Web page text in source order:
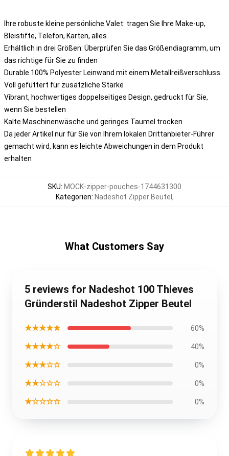
Ihre robuste kleine persönliche Valet: tragen Sie Ihre Make-up,
Bleistifte, Telefon, Karten, alles
Erhältlich in drei Größen: Überprüfen Sie das Größendiagramm, um
das richtige für Sie zu finden
Durable 100% Polyester Leinwand mit einem Metallreißverschluss.
Voll gefüttert für zusätzliche Stärke
Vibrant, hochwertiges doppelseitiges Design, gedruckt für Sie,
wenn Sie bestellen
Kalte Maschinenwäsche und geringes Taumel trocken
Da jeder Artikel nur für Sie von Ihrem lokalen Drittanbieter-Führer
gemacht wird, kann es leichte Abweichungen in dem Produkt
erhalten
SKU: MOCK-zipper-pouches-1744631300
Kategorien: Nadeshot Zipper Beutel ,
What Customers Say
5 reviews for Nadeshot 100 Thieves
Gründerstil Nadeshot Zipper Beutel
★★★★★ 60%
★★★★☆ 40%
★★★☆☆ 0%
★★☆☆☆ 0%
★☆☆☆☆ 0%